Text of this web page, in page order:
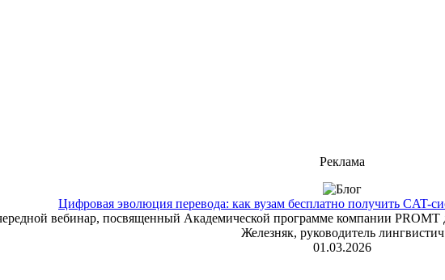
Реклама
Цифровая эволюция перевода: как вузам бесплатно получить CAT-
вебинар, посвященный Академической программе компании
Железняк, руководитель лингвистич
01.03.2026